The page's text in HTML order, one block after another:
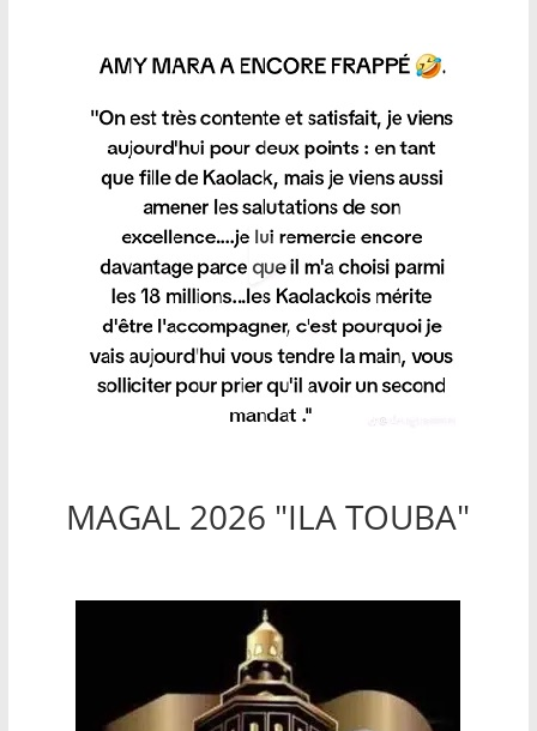
MAGAL 2026 "ILA TOUBA"